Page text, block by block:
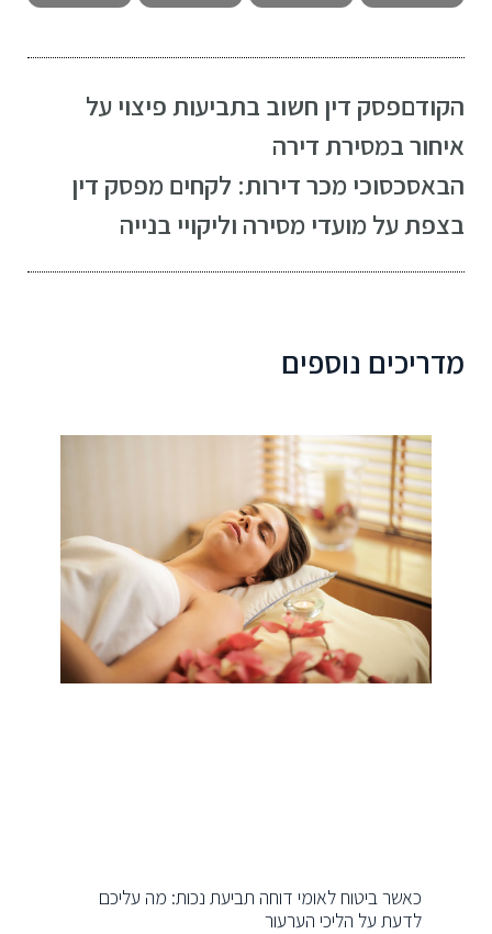
הקודםפסק דין חשוב בתביעות פיצוי על
איחור במסירת דירה
הבאסכסוכי מכר דירות: לקחים מפסק דין
בצפת על מועדי מסירה וליקויי בנייה
מדריכים נוספים
כאשר ביטוח לאומי דוחה תביעת נכות: מה עליכם
לדעת על הליכי הערעור